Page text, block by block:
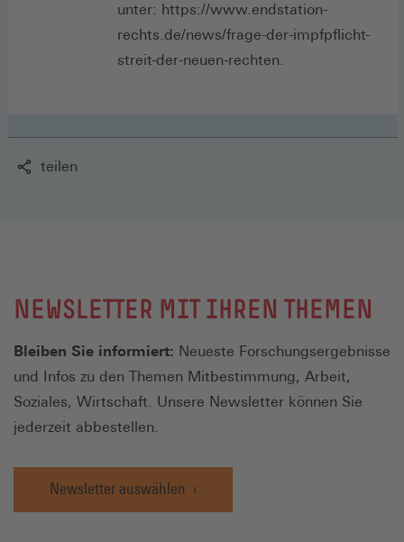
unter: https://www.endstation-
rechts.de/news/frage-der-impfpflicht-
streit-der-neuen-rechten.
teilen
NEWSLETTER MIT IHREN THEMEN
Bleiben Sie informiert: Neueste Forschungsergebnisse
und Infos zu den Themen Mitbestimmung, Arbeit,
Soziales, Wirtschaft. Unsere Newsletter können Sie
jederzeit abbestellen.
Newsletter auswählen